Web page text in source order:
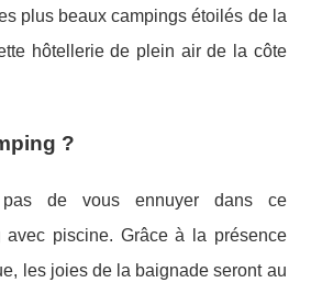
plus beaux campings étoilés de la
hôtellerie de plein air de la côte
?
de vous ennuyer dans ce
avec piscine. Grâce à la présence
les joies de la baignade seront au